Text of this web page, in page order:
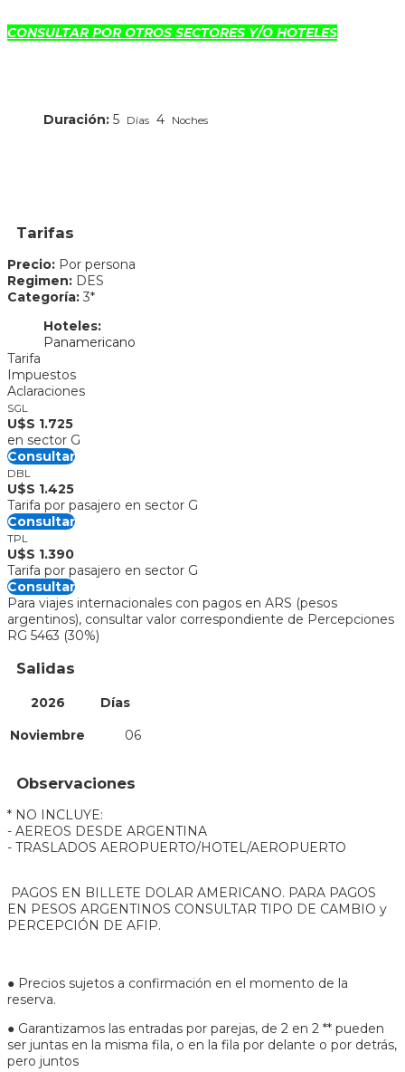
CONSULTAR POR OTROS SECTORES Y/O HOTELES
Duración: 5 Días 4 Noches
Tarifas
Precio: Por persona
Regimen: DES
Categoría: 3*
Hoteles:
Panamericano
Tarifa
Impuestos
Aclaraciones
SGL
U$S 1.725
en sector G
Consultar
DBL
U$S 1.425
Tarifa por pasajero en sector G
Consultar
TPL
U$S 1.390
Tarifa por pasajero en sector G
Consultar
Para viajes internacionales con pagos en ARS (pesos
argentinos), consultar valor correspondiente de Percepciones
RG 5463 (30%)
Salidas
2026
Días
Noviembre
06
Observaciones
* NO INCLUYE:
- AEREOS DESDE ARGENTINA
- TRASLADOS AEROPUERTO/HOTEL/AEROPUERTO
PAGOS EN BILLETE DOLAR AMERICANO. PARA PAGOS
EN PESOS ARGENTINOS CONSULTAR TIPO DE CAMBIO y
PERCEPCIÓN DE AFIP.
● Precios sujetos a confirmación en el momento de la
reserva.
● Garantizamos las entradas por parejas, de 2 en 2 ** pueden
ser juntas en la misma fila, o en la fila por delante o por detrás,
pero juntos